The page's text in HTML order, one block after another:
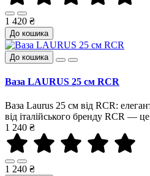
1 420 ₴
До кошика
До кошика
Ваза LAURUS 25 см RCR
Ваза Laurus 25 см від RCR:
від італійського бренду RCR —
1 240 ₴
1 240 ₴